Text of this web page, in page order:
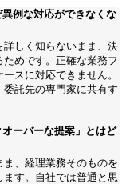
例な対応ができなくな
しく知らないまま、決
めです。正確な業務フ
スに対応できません。
託先の専門家に共有す
ーバーな提案」とはど
、経理業務そのものを
す。自社では普通と思